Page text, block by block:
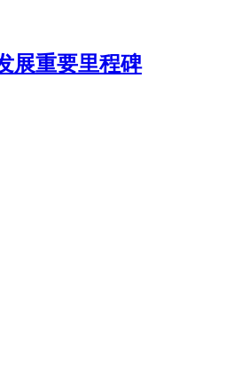
展重要里程碑